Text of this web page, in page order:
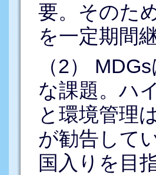
要。そのた
を一定期間
（2）
な課題。ハ
と環境管理
が勧告して
国入りを目